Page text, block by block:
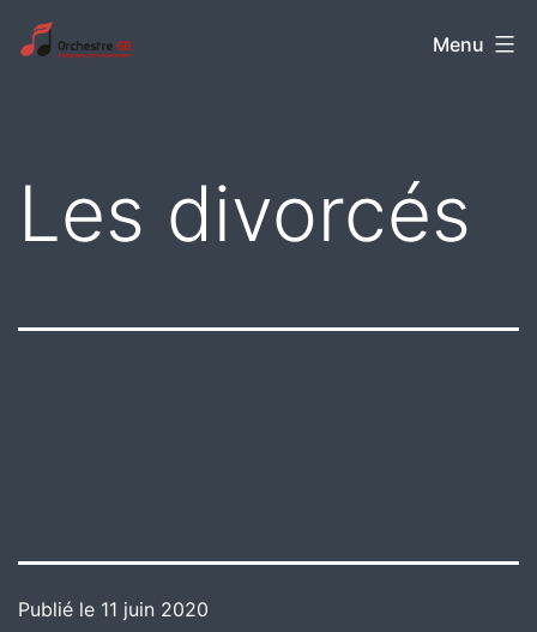
Aller
auOrchestre
Menu
Les divorcés
Publié le 11 juin 2020